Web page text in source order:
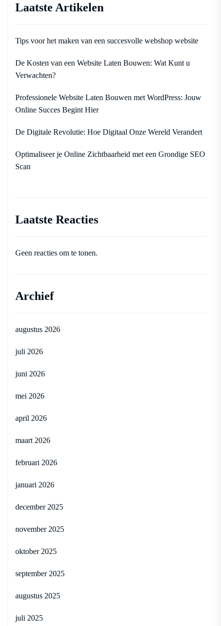
Laatste Artikelen
Tips voor het maken van een succesvolle webshop website
De Kosten van een Website Laten Bouwen: Wat Kunt u
Verwachten?
Professionele Website Laten Bouwen met WordPress: Jouw
Online Succes Begint Hier
De Digitale Revolutie: Hoe Digitaal Onze Wereld Verandert
Optimaliseer je Online Zichtbaarheid met een Grondige SEO
Scan
Laatste Reacties
Geen reacties om te tonen.
Archief
augustus 2026
juli 2026
juni 2026
mei 2026
april 2026
maart 2026
februari 2026
januari 2026
december 2025
november 2025
oktober 2025
september 2025
augustus 2025
juli 2025